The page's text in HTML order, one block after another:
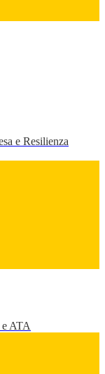
e Resilienza
ATA